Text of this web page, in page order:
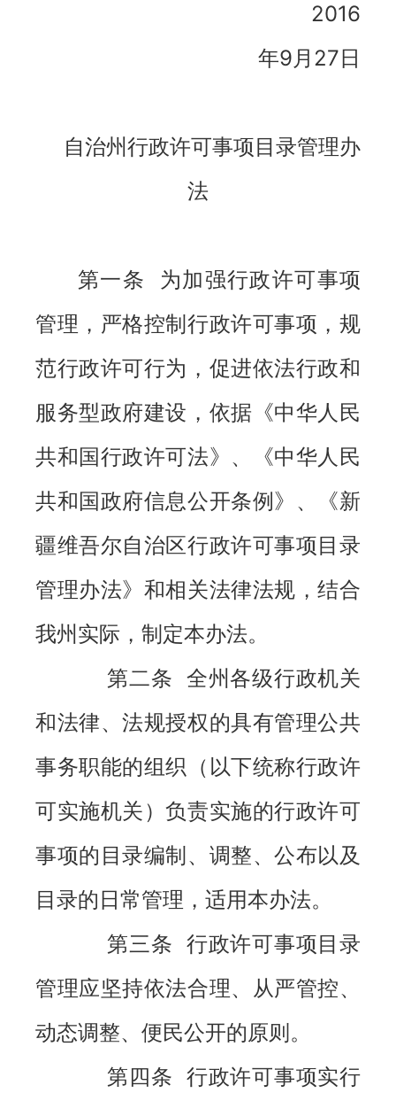
2016
年9月27日
自治州行政许可事项目录管理办
法
第一条 为加强行政许可事项
管理，严格控制行政许可事项，规
范行政许可行为，促进依法行政和
服务型政府建设，依据《中华人民
共和国行政许可法》、《中华人民
共和国政府信息公开条例》、《新
疆维吾尔自治区行政许可事项目录
管理办法》和相关法律法规，结合
我州实际，制定本办法。
第二条 全州各级行政机关
和法律、法规授权的具有管理公共
事务职能的组织（以下统称行政许
可实施机关）负责实施的行政许可
事项的目录编制、调整、公布以及
目录的日常管理，适用本办法。
第三条 行政许可事项目录
管理应坚持依法合理、从严管控、
动态调整、便民公开的原则。
第四条 行政许可事项实行